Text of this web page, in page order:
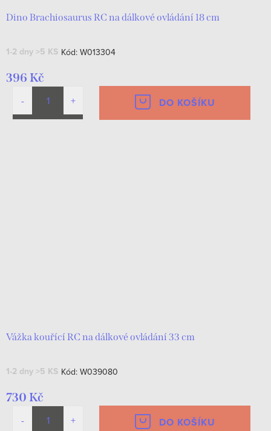
Dino Brachiosaurus RC na dálkové ovládání 18 cm
1-2 dny >5 KS Kód: W013304
396 Kč
DO KOŠÍKU
Vážka kouřící RC na dálkové ovládání 33 cm
1-2 dny >5 KS Kód: W039080
730 Kč
DO KOŠÍKU